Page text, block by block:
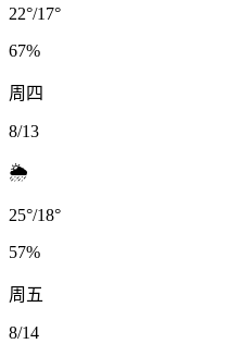
22°/17°
67%
周四
8/13
🌦️
25°/18°
57%
周五
8/14